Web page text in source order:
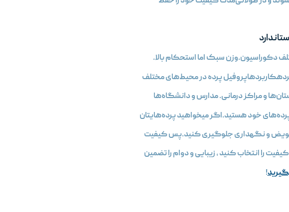
دکوراسیون.وزن سبک اما استحکام بالا.
پرده در محیط‌های مختلف
و مراکز درمانی. مدارس و دانشگاه‌ها
خود هستید.اگر میخواهید پرده‌هایتان
تعویض و نگهداری جلوگیری کنید.پس کیفیت
را انتخاب کنید ، زیبایی و دوام را تضمین
!